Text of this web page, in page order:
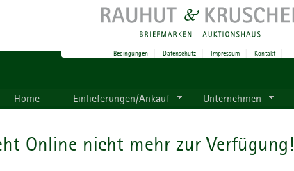
Bedingungen| Datenschutz| Impressum| Kontakt|
Home Einlieferungen/Ankauf Unternehmen
Online nicht mehr zur Verfügung!